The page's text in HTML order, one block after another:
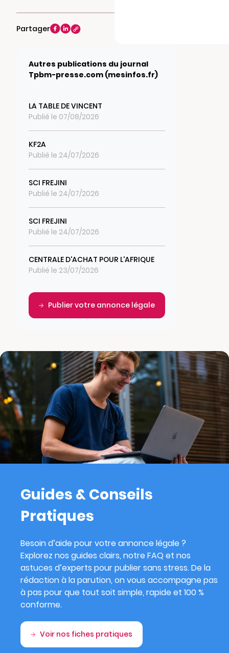
Partager
Autres publications du journal
Tpbm-presse.com (mesinfos.fr)
LA TABLE DE VINCENT
Publié le 07/08/2026
KF2A
Publié le 24/07/2026
SCI FREJINI
Publié le 24/07/2026
SCI FREJINI
Publié le 24/07/2026
CENTRALE D'ACHAT POUR L'AFRIQUE
Publié le 23/07/2026
Publier votre annonce légale
Guides & Conseils
Pratiques
Besoin d’aide pour votre annonce légale ?
Explorez nos guides clairs, notre FAQ et nos
astuces d’experts pour publier sans stress. De la
rédaction à la parution, on vous accompagne pas
à pas pour que tout soit simple, rapide et 100 %
conforme.
Voir nos fiches pratiques